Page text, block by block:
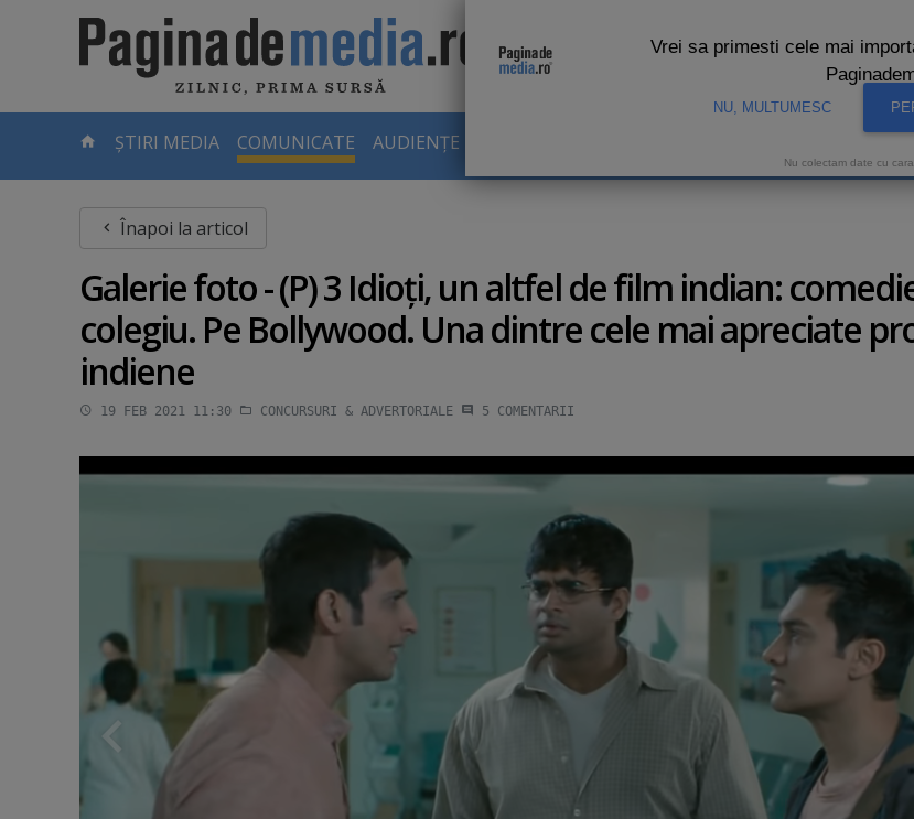
ȘTIRI MEDIA COMUNICATE AUDIENȚE TV
Înapoi la articol
Galerie foto - (P) 3 Idioţi, un altfel de film indian:
colegiu. Pe Bollywood. Una dintre cele mai apreciate
indiene
19 FEB 2021 11:30 CONCURSURI & ADVERTORIALE 5 COMENTARII
Vrei sa primesti cele mai
NU, MULTUMESC
Nu colectam date cu